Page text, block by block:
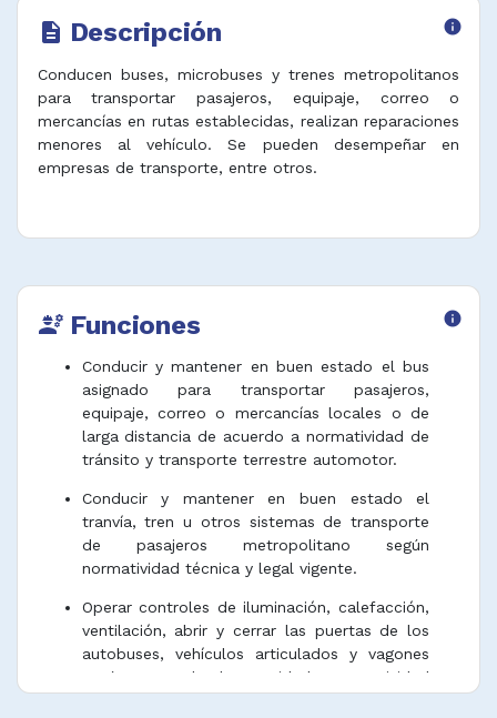
description Descripción info
Conducen buses, microbuses y trenes metropolitanos
para transportar pasajeros, equipaje, correo o
mercancías en rutas establecidas, realizan reparaciones
menores al vehículo. Se pueden desempeñar en
empresas de transporte, entre otros.
engineering Funciones info
Conducir y mantener en buen estado el bus
asignado para transportar pasajeros,
equipaje, correo o mercancías locales o de
larga distancia de acuerdo a normatividad de
tránsito y transporte terrestre automotor.
Conducir y mantener en buen estado el
tranvía, tren u otros sistemas de transporte
de pasajeros metropolitano según
normatividad técnica y legal vigente.
Operar controles de iluminación, calefacción,
ventilación, abrir y cerrar las puertas de los
autobuses, vehículos articulados y vagones
según protocolo de seguridad y normatividad